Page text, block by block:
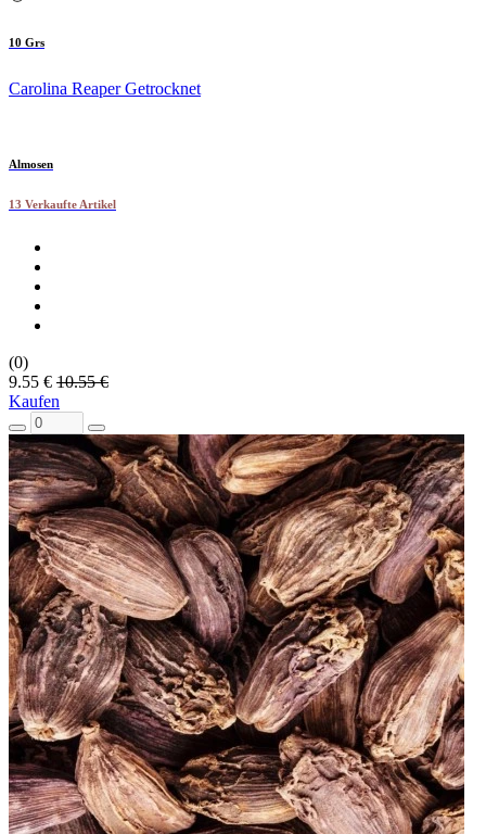
10 Grs
Carolina Reaper Getrocknet
Almosen
13 Verkaufte Artikel
(0)
9.55 € 10.55 €
Kaufen